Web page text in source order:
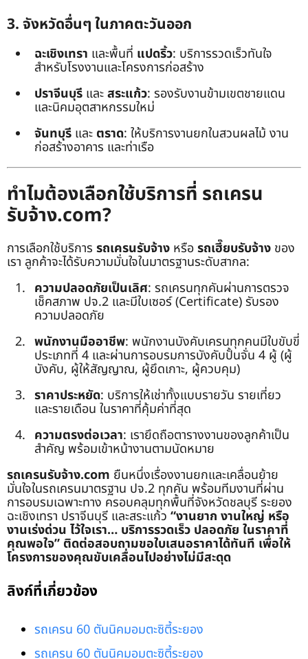
3. จังหวัดอื่นๆ ในภาคตะวันออก
ฉะเชิงเทรา และพื้นที่ แปดริ้ว: บริการรวดเร็วทันใจ
สำหรับโรงงานและโครงการก่อสร้าง
ปราจีนบุรี และสระแก้ว: รองรับงานข้ามเขตชายแดน
และนิคมอุตสาหกรรมใหม่
จันทบุรี และ ตราด: ให้บริการงานยกในสวนผลไม้ งาน
ก่อสร้างอาคาร และท่าเรือ
ทำไมต้องเลือกใช้บริการที่ รถเครน
รับจ้าง.com?
การเลือกใช้บริการ รถเครนรับจ้าง หรือรถเฮี๊ยบรับจ้าง ของ
เรา ลูกค้าจะได้รับความมั่นใจในมาตรฐานระดับสากล:
ความปลอดภัยเป็นเลิศ: รถเครนทุกคันผ่านการตรวจ
เช็คสภาพ ปจ.2 และมีใบเซอร์ (Certificate) รับรอง
ความปลอดภัย
พนักงานมืออาชีพ: พนักงานบังคับเครนทุกคนมีใบขับขี่
ประเภทที่ 4 และผ่านการอบรมการบังคับปั้นจั่น 4 ผู้ (ผู้
บังคับ, ผู้ให้สัญญาณ, ผู้ยึดเกาะ, ผู้ควบคุม)
ราคาประหยัด: บริการให้เช่าทั้งแบบรายวัน รายเที่ยว
และรายเดือน ในราคาที่คุ้มค่าที่สุด
ความตรงต่อเวลา: เรายึดถือตารางงานของลูกค้าเป็น
สำคัญ พร้อมเข้าหน้างานตามนัดหมาย
รถเครนรับจ้าง.com ยืนหนึ่งเรื่องงานยกและเคลื่อนย้าย
มั่นใจในรถเครนมาตรฐาน ปจ.2 ทุกคัน พร้อมทีมงานที่ผ่าน
การอบรมเฉพาะทาง ครอบคลุมทุกพื้นที่จังหวัดชลบุรี ระยอง
ฉะเชิงเทรา ปราจีนบุรี และสระแก้ว “งานยาก งานใหญ่ หรือ
งานเร่งด่วน ไว้ใจเรา… บริการรวดเร็ว ปลอดภัย ในราคาที่
คุณพอใจ” ติดต่อสอบถามขอใบเสนอราคาได้ทันที เพื่อให้
โครงการของคุณขับเคลื่อนไปอย่างไม่มีสะดุด
ลิงก์ที่เกี่ยวข้อง
รถเครน 60 ตันนิคมอมตะซิตี้ระยอง
รถเครน 60 ตันนิคมอมตะซิตี้ระยอง